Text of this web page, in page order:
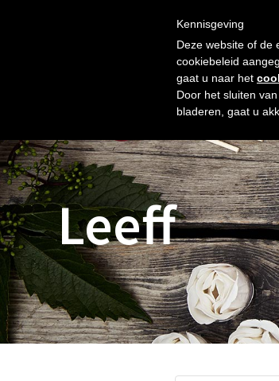
NIEUW OVER ONS
Leeff
Kennisgeving
Deze website of de
cookiebeleid
gaat u naar het
Door het sluiten
bladeren, gaat u